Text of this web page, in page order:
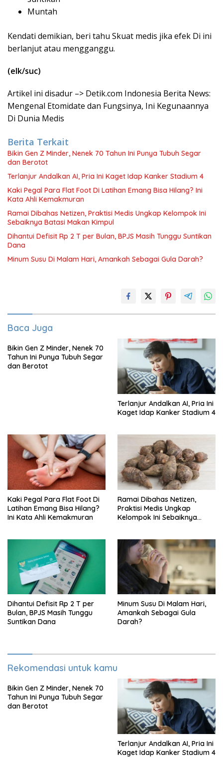
Muntah
Kendati demikian, beri tahu Skuat medis jika efek Di ini
berlanjut atau mengganggu.
(elk/suc)
Artikel ini disadur –> Detik.com Indonesia Berita News:
Mengenal Etomidate dan Fungsinya, Ini Kegunaannya
Di Dunia Medis
Berita Terkait
Bikin Gen Z Minder, Nenek 70 Tahun Ini Punya Tubuh Segar
dan Berotot
Terlanjur Andalkan AI, Pria Ini Kaget Idap Kanker Stadium 4
Kaki Pegal Para Flat Foot Di Latihan Emang Bisa Hilang? Ini
Kata Ahli Kemakmuran
Ramai Dibahas Netizen, Praktisi Medis Ungkap Kelompok Ini
Sebaiknya Batasi Makan Kimpul
Dihantui Defisit Rp 2 T per Bulan, BPJS Masih Tunggu Suntikan
Dana
Minum Susu Di Malam Hari, Amankah Sebagai Gula Darah?
Baca Juga
Bikin Gen Z Minder, Nenek 70
Tahun Ini Punya Tubuh Segar
dan Berotot
Terlanjur Andalkan AI, Pria Ini
Kaget Idap Kanker Stadium 4
Kaki Pegal Para Flat Foot Di
Latihan Emang Bisa Hilang?
Ini Kata Ahli Kemakmuran
Ramai Dibahas Netizen,
Praktisi Medis Ungkap
Kelompok Ini Sebaiknya
Dihantui Defisit Rp 2 T per
Bulan, BPJS Masih Tunggu
Suntikan Dana
Minum Susu Di Malam Hari,
Amankah Sebagai Gula
Darah?
Rekomendasi untuk kamu
Bikin Gen Z Minder, Nenek 70
Tahun Ini Punya Tubuh Segar
dan Berotot
Terlanjur Andalkan AI, Pria Ini
Kaget Idap Kanker Stadium 4